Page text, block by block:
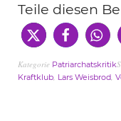
Teile diesen
Kategorie Patriarchatskritik
Kraftklub, Lars Weisbrod,